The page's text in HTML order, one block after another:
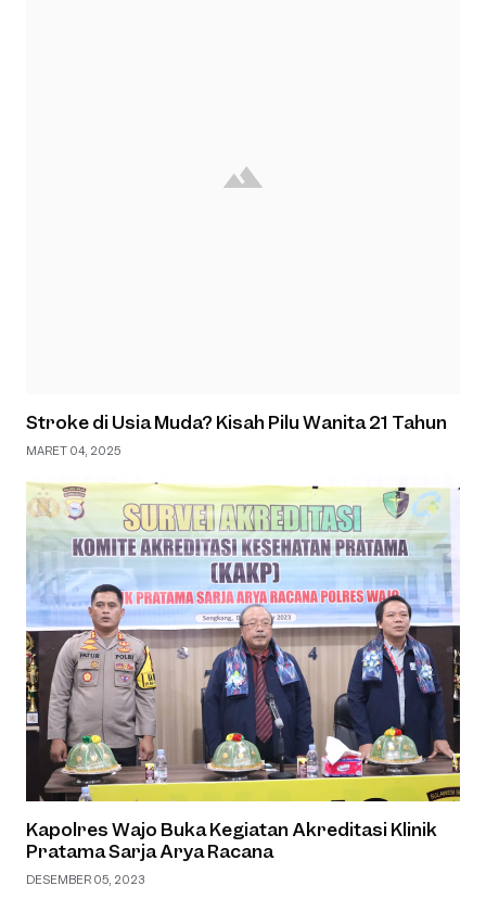
Stroke di Usia Muda? Kisah Pilu Wanita 21 Tahun
MARET 04, 2025
Kapolres Wajo Buka Kegiatan Akreditasi Klinik
Pratama Sarja Arya Racana
DESEMBER 05, 2023